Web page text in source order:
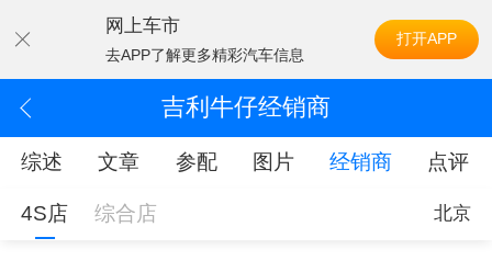
网上车市
去APP了解更多精彩汽车信息
打开APP
吉利牛仔经销商
综述 文章 参配 图片 经销商 点评
4S店 综合店 北京